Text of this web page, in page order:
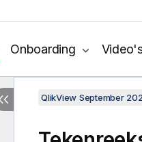
Onboarding
QlikView September